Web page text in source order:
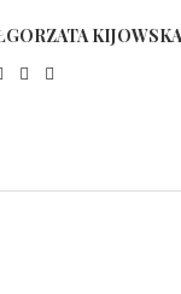
KIJOWSKA